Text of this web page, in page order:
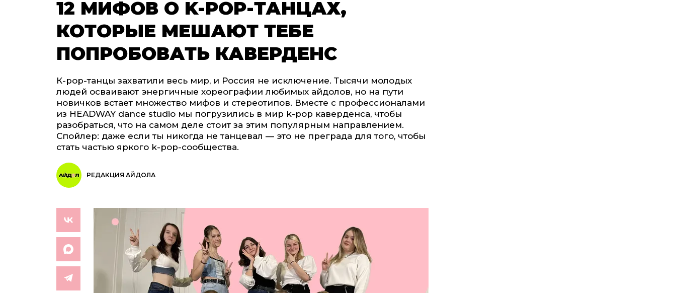
12 МИФОВ О K-POP-ТАНЦАХ,
КОТОРЫЕ МЕШАЮТ ТЕБЕ
ПОПРОБОВАТЬ КАВЕРДЕНС
К-рор-танцы захватили весь мир, и Россия не исключение. Тысячи молодых
людей осваивают энергичные хореографии любимых айдолов, но на пути
новичков встает множество мифов и стереотипов. Вместе с профессионалами
из HEADWAY dance studio мы погрузились в мир k-pop каверденса, чтобы
разобраться, что на самом деле стоит за этим популярным направлением.
Спойлер: даже если ты никогда не танцевал — это не преграда для того, чтобы
стать частью яркого k-pop-сообщества.
РЕДАКЦИЯ АЙДОЛА